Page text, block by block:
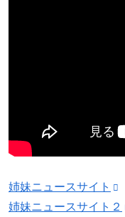
姉妹ニュースサイト
姉妹ニュースサイト２